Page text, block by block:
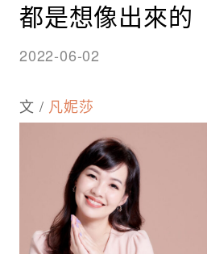
都是想像出來的
2022-06-02
文 / 凡妮莎